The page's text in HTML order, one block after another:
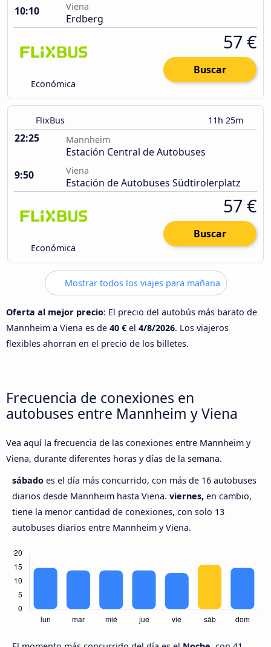
10:10
Viena
Erdberg
Económica
57 €
Buscar
FlixBus 11h 25m
22:25 Mannheim
Estación Central de Autobuses
9:50
Viena
Estación de Autobuses Südtirolerplatz
Económica
57 €
Buscar
Mostrar todos los viajes para mañana
Oferta al mejor precio: El precio del autobús más barato de
Mannheim a Viena es de 40 € el 4/8/2026. Los viajeros
flexibles ahorran en el precio de los billetes.
Frecuencia de conexiones en
autobuses entre Mannheim y Viena
Vea aquí la frecuencia de las conexiones entre Mannheim y
Viena, durante diferentes horas y días de la semana.
sábado es el día más concurrido, con más de 16 autobuses
diarios desde Mannheim hasta Viena. viernes, en cambio,
tiene la menor cantidad de conexiones, con solo 13
autobuses diarios entre Mannheim y Viena.